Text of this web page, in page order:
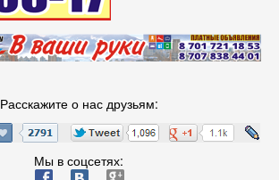
Расскажите о нас друзьям:
Мы в соцсетях: